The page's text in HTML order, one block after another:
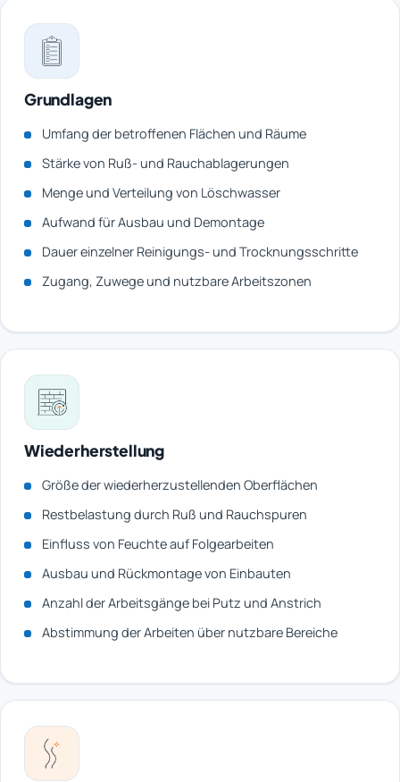
Grundlagen
Umfang der betroffenen Flächen und Räume
Stärke von Ruß- und Rauchablagerungen
Menge und Verteilung von Löschwasser
Aufwand für Ausbau und Demontage
Dauer einzelner Reinigungs- und Trocknungsschritte
Zugang, Zuwege und nutzbare Arbeitszonen
Wiederherstellung
Größe der wiederherzustellenden Oberflächen
Restbelastung durch Ruß und Rauchspuren
Einfluss von Feuchte auf Folgearbeiten
Ausbau und Rückmontage von Einbauten
Anzahl der Arbeitsgänge bei Putz und Anstrich
Abstimmung der Arbeiten über nutzbare Bereiche